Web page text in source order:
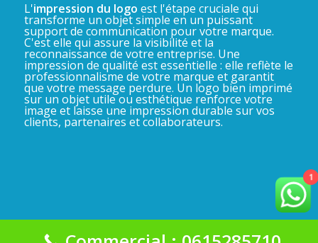
L'impression du logo est l'étape cruciale qui
transforme un objet simple en un puissant
support de communication pour votre marque.
C'est elle qui assure la visibilité et la
reconnaissance de votre entreprise. Une
impression de qualité est essentielle : elle reflète le
professionnalisme de votre marque et garantit
que votre message perdure. Un logo bien imprimé
sur un objet utile ou esthétique renforce votre
image et laisse une impression durable sur vos
clients, partenaires et collaborateurs.
1